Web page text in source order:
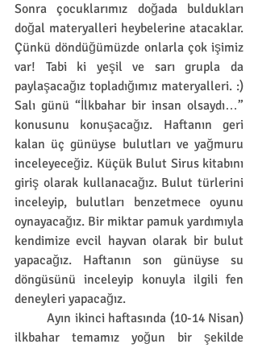
Sonra çocuklarımız doğada buldukları
doğal materyalleri heybelerine atacaklar.
Çünkü döndüğümüzde onlarla çok işimiz
var! Tabi ki yeşil ve sarı grupla da
paylaşacağız topladığımız materyalleri. :)
Salı günü “İlkbahar bir insan olsaydı…”
konusunu konuşacağız. Haftanın geri
kalan üç günüyse bulutları ve yağmuru
inceleyeceğiz. Küçük Bulut Sirus kitabını
giriş olarak kullanacağız. Bulut türlerini
inceleyip, bulutları benzetmece oyunu
oynayacağız. Bir miktar pamuk yardımıyla
kendimize evcil hayvan olarak bir bulut
yapacağız. Haftanın son günüyse su
döngüsünü inceleyip konuyla ilgili fen
deneyleri yapacağız.
	Ayın ikinci haftasında (10-14 Nisan)
ilkbahar temamız yoğun bir şekilde